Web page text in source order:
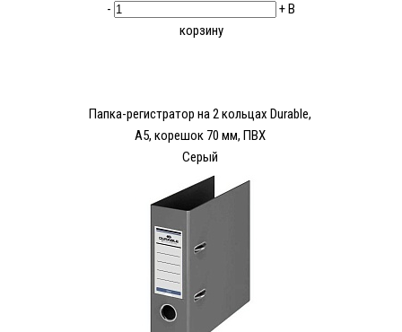
-
+В
корзину
Папка-регистратор на 2 кольцах Durable,
А5, корешок 70 мм, ПВХ
Серый